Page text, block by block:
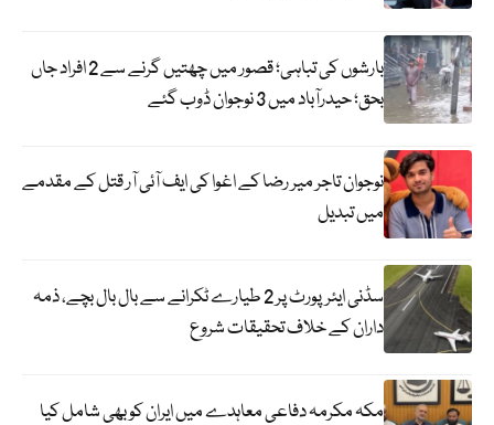
بارشوں کی تباہی؛ قصور میں چھتیں گرنے سے 2 افراد جاں
بحق؛ حیدرآباد میں 3 نوجوان ڈوب گئے
نوجوان تاجر میر رضا کے اغوا کی ایف آئی آر قتل کے مقدمے
میں تبدیل
سڈنی ایئرپورٹ پر 2 طیارے ٹکرانے سے بال بال بچے، ذمہ
داران کے خلاف تحقیقات شروع
مکہ مکرمہ دفاعی معاہدے میں ایران کو بھی شامل کیا